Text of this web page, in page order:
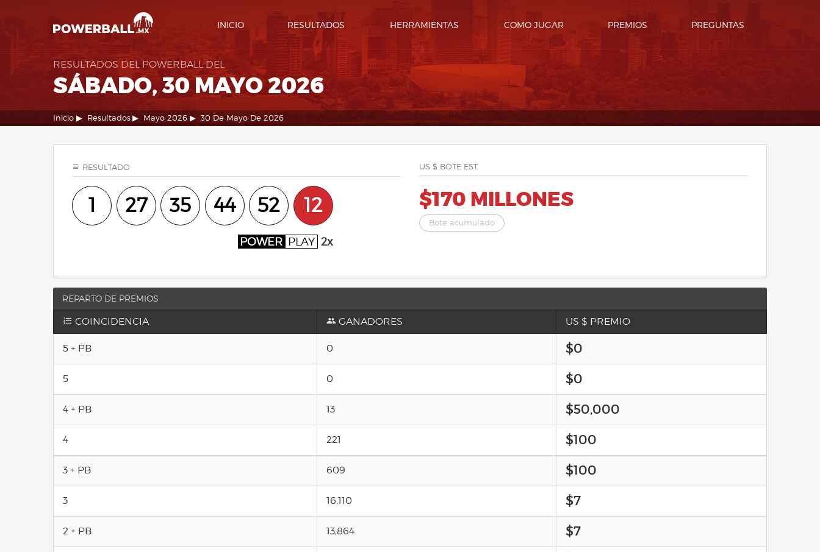
INICIO RESULTADOS HERRAMIENTAS COMO JUGAR PREMIOS PREGUNTAS
RESULTADOS DEL POWERBALL DEL
SÁBADO, 30 MAYO 2026
Inicio Resultados Mayo 2026 30 De Mayo De 2026
RESULTADO
1 27 35 44 52 12
POWER PLAY 2x
US $ BOTE EST.
$170 MILLONES
Bote acumulado
REPARTO DE PREMIOS
COINCIDENCIA GANADORES US $ PREMIO
5 + PB 0 $0
5 0 $0
4 + PB 13 $50,000
4 221 $100
3 + PB 609 $100
3 16,110 $7
2 + PB 13,864 $7